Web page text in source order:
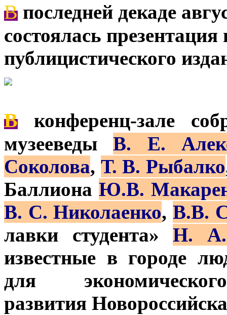
В последней декаде
состоялась
публицистического
В конференц-зале
музееведыВ. Е.
Соколова, Т. В. Рыбалко
Баллиона Ю.В.
В. С. Николаенко,В.В.
лавки студента»Н. А.
известные в городе
для
развития